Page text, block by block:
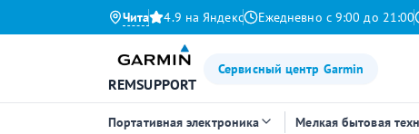
Чита 4.9 на Яндекс Ежедневно с 9:00 до 21:00
REMSUPPORT
Сервисный центр Garmin
Портативная электроника Мелкая бытовая